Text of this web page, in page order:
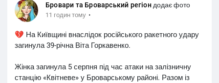
Бровари та Броварський регіон додає фото
11 годин тому ·
💔 На Київщині внаслідок російського ракетного удару
загинула 39-річна Віта Горкавенко.
Жінка загинула 5 серпня під час атаки на залізничну
станцію «Квітневе» у Броварському районі. Разом із